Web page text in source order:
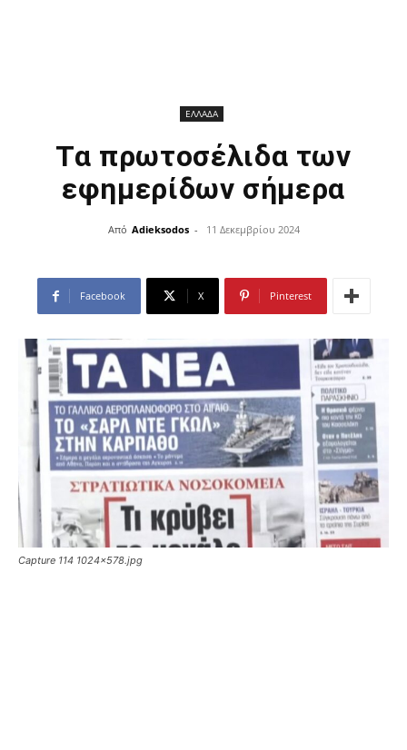
ΕΛΛΑΔΑ
Τα πρωτοσέλιδα των
εφημερίδων σήμερα
Από Adieksodos - 11 Δεκεμβρίου 2024
Facebook X Pinterest
Capture 114 1024x578.jpg